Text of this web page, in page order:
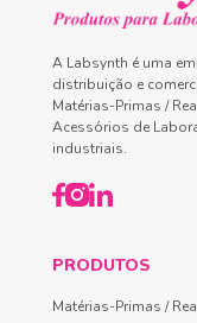
A Labsynth é uma
distribuição e
Matérias-Primas /
Acessórios de
industriais.
PRODUTOS
Matérias-Primas /